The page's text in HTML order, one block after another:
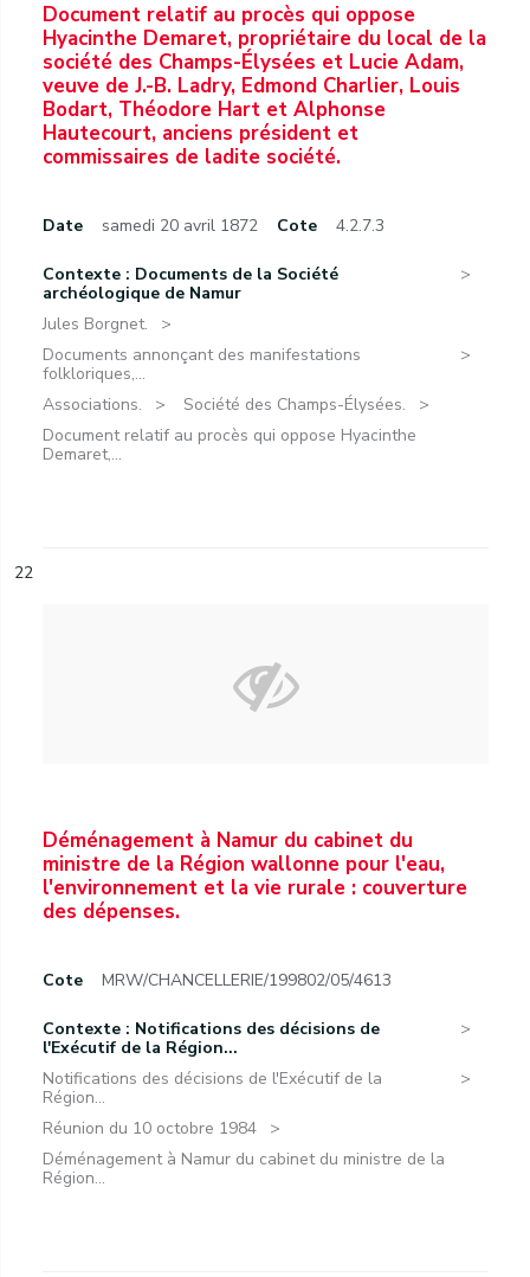
Document relatif au procès qui oppose
Hyacinthe Demaret, propriétaire du local de la
société des Champs-Élysées et Lucie Adam,
veuve de J.-B. Ladry, Edmond Charlier, Louis
Bodart, Théodore Hart et Alphonse
Hautecourt, anciens président et
commissaires de ladite société.
Date samedi 20 avril 1872 Cote 4.2.7.3
Contexte : Documents de la Société
archéologique de Namur
Jules Borgnet.
Documents annonçant des manifestations
folkloriques,...
Associations.
Société des Champs-Élysées.
Document relatif au procès qui oppose Hyacinthe
Demaret,...
22
Déménagement à Namur du cabinet du
ministre de la Région wallonne pour l'eau,
l'environnement et la vie rurale : couverture
des dépenses.
Cote MRW/CHANCELLERIE/199802/05/4613
Contexte : Notifications des décisions de
l'Exécutif de la Région...
Notifications des décisions de l'Exécutif de la
Région...
Réunion du 10 octobre 1984
Déménagement à Namur du cabinet du ministre de la
Région...